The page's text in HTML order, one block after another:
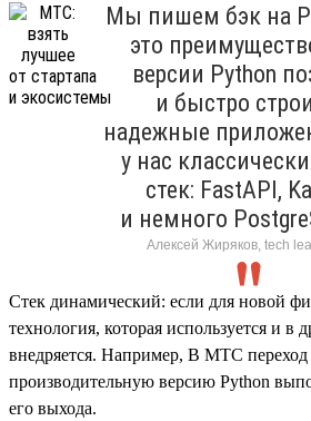
Мы пишем бэк на
это
версии Python
и быстро
надежные
у нас
стек: FastAPI,
и немного
Алексей Жиряков, tech
Стек динамический: если для новой
технология, которая используется и в
внедряется. Например, В МТС
производительную версию Python
его выхода.